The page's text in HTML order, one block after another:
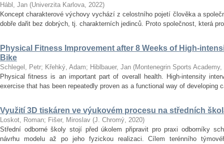
Hábl, Jan (Univerzita Karlova, 2022)
Koncept charakterové výchovy vychází z celostního pojetí člověka a
dobře dařit bez dobrých, tj. charakterních jedinců. Proto společnost, která
Physical Fitness Improvement after 8 Weeks of High-
Bike
Schlegel, Petr; Křehký, Adam; Hiblbauer, Jan (Montenegrin Sports Academy,
Physical fitness is an important part of overall health. High-intensity
exercise that has been repeatedly proven as a functional way of developing
Využití 3D tiskáren ve výukovém procesu na středních
Loskot, Roman; Fišer, Miroslav (J. Chromý, 2020)
Střední odborné školy stojí před úkolem připravit pro praxi odborníky
návrhu modelu až po jeho fyzickou realizaci. Cílem terénního